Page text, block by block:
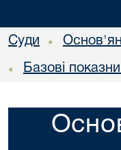
Суди •
• Базові